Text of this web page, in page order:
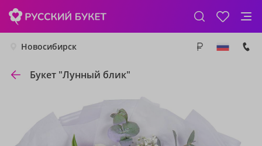
Новосибирск
Букет "Лунный блик"